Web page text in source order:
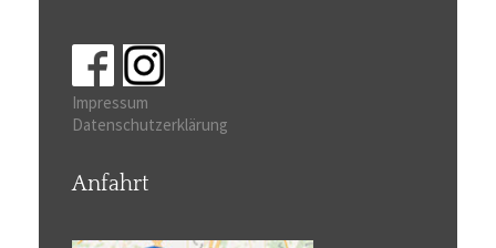
Impressum
Datenschutzerklärung
Anfahrt